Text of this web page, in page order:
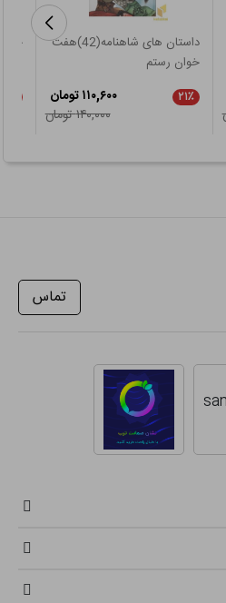
داستان های شاهنامه(42)هفت
خوان رستم
۲۱٪
۱۱۰,۶۰۰ تومان
۱۴۰,۰۰۰ تومان
تماس